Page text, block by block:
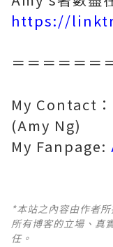
https://
＝＝＝＝＝＝
My Contact：
(Amy Ng)
My Fanpage:
*本站之內容由作者
所有博客的立場、真
任。